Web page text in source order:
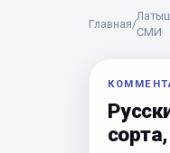
Главная/
СМИ